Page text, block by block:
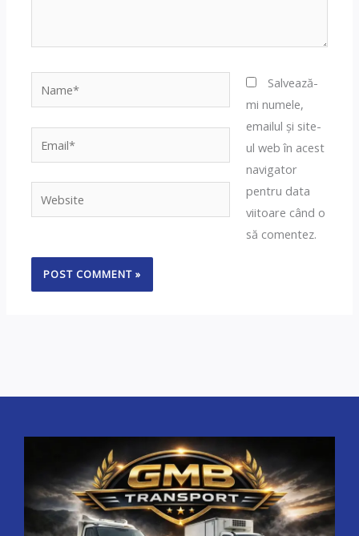
Website
Salvează-
mi numele,
emailul și site-
ul web în acest
navigator
pentru data
viitoare când o
să comentez.